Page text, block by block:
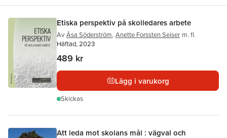
Etiska perspektiv på skolledares arbete
Av Åsa Söderström, Anette Forssten Seiser m. fl.
Häftad, 2023
489 kr
Lägg i varukorg
Skickas
Att leda mot skolans mål : vägval och